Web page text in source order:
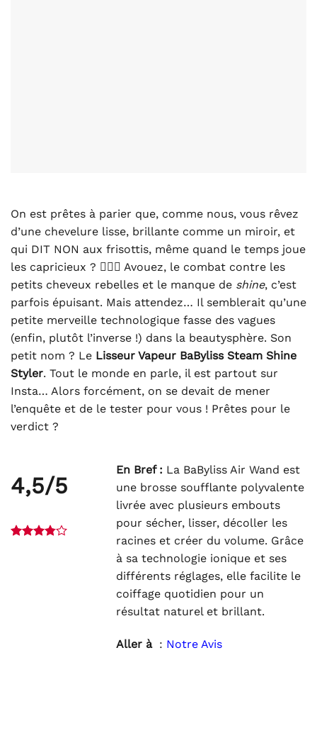
On est prêtes à parier que, comme nous, vous rêvez
d’une chevelure lisse, brillante comme un miroir, et
qui DIT NON aux frisottis, même quand le temps joue
les capricieux ? 💁‍♀️✨ Avouez, le combat contre les
petits cheveux rebelles et le manque de shine, c’est
parfois épuisant. Mais attendez… Il semblerait qu’une
petite merveille technologique fasse des vagues
(enfin, plutôt l’inverse !) dans la beautysphère. Son
petit nom ? Le Lisseur Vapeur BaByliss Steam Shine
Styler. Tout le monde en parle, il est partout sur
Insta… Alors forcément, on se devait de mener
l’enquête et de le tester pour vous ! Prêtes pour le
verdict ?
4,5/5
En Bref : La BaByliss Air Wand est
une brosse soufflante polyvalente
livrée avec plusieurs embouts
pour sécher, lisser, décoller les
racines et créer du volume. Grâce
à sa technologie ionique et ses
différents réglages, elle facilite le
coiffage quotidien pour un
résultat naturel et brillant.
Aller à : Notre Avis